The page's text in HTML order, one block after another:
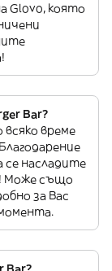
Glovo, която
Bar?
време
насладите
Може също
за Вас